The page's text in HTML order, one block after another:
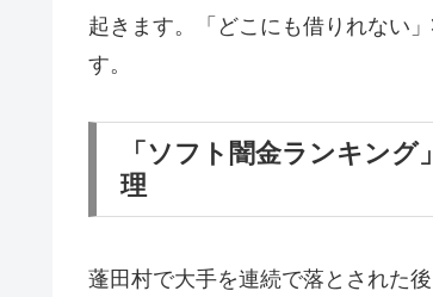
起きます。「どこにも借りれない
す。
「ソフト闇金ランキン
理
蓬田村で大手を連続で落とされた